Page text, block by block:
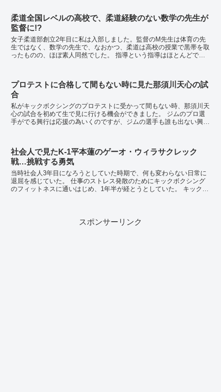
柔道全国レベルの高校で、柔道経験のない数学の先生が
監督に!?
女子柔道部創立2年目に私は入部しました。監督のM先生は体育の先
生ではなく、数学の先生で、なおかつ、柔道は高校の授業で黒帯を取
ったものの、ほぼ素人同然でした。 指導という指導はほとんどでき
プロテストに合格して間もない時に見た那須川天心の試
合
私がキックボクシングのプロテストに受かって間もない時、那須川天
心の試合を初めて生で見に行ける機会ができました。 ジムのプロ選
手がでる興行は応援の為いくのですが、ジムの選手も誰も出ない興行
社会人で見たK-1平本蓮のゲーオ・ウィラサクレック
戦…挑戦する勇気
当時社会人3年目になろうとしていた時期で、何も変わらない日常に
退屈を感じていた。 仕事のストレス発散のためにキックボクシング
のフィットネスに通いはじめ、1年半が経とうとしていた。 キックボ
スポンサーリンク